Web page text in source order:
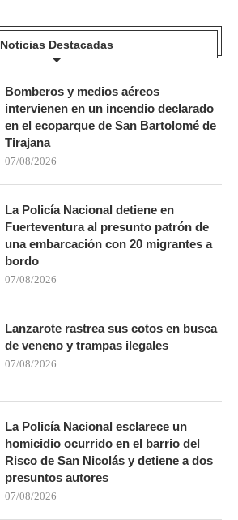
Noticias Destacadas
Bomberos y medios aéreos
intervienen en un incendio declarado
en el ecoparque de San Bartolomé de
Tirajana
07/08/2026
La Policía Nacional detiene en
Fuerteventura al presunto patrón de
una embarcación con 20 migrantes a
bordo
07/08/2026
Lanzarote rastrea sus cotos en busca
de veneno y trampas ilegales
07/08/2026
La Policía Nacional esclarece un
homicidio ocurrido en el barrio del
Risco de San Nicolás y detiene a dos
presuntos autores
07/08/2026